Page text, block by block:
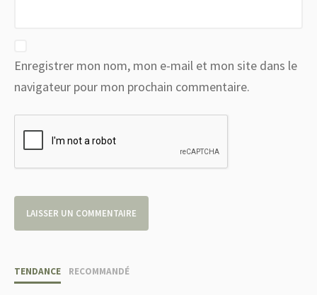
Enregistrer mon nom, mon e-mail et mon site dans le
navigateur pour mon prochain commentaire.
TENDANCE RECOMMANDÉ